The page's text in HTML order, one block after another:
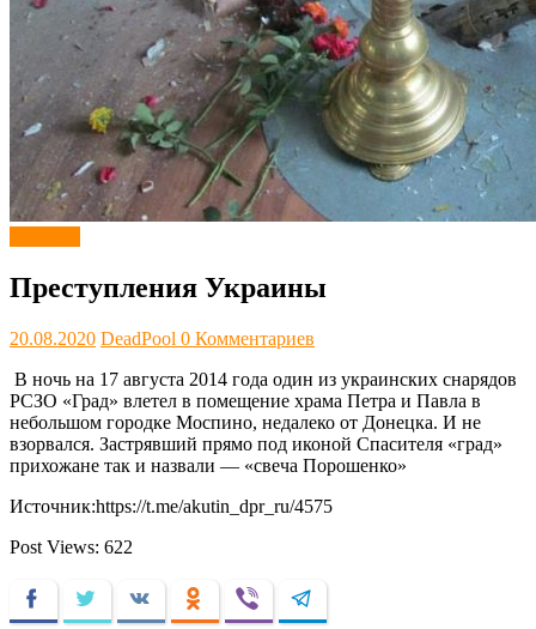
Преступления Украины
20.08.2020 DeadPool 0 Комментариев
В ночь на 17 августа 2014 года один из украинских снарядов
РСЗО «Град» влетел в помещение храма Петра и Павла в
небольшом городке Моспино, недалеко от Донецка. И не
взорвался. Застрявший прямо под иконой Спасителя «град»
прихожане так и назвали — «свеча Порошенко»
Источник:https://t.me/akutin_dpr_ru/4575
Post Views: 622
FacebookTwitter VKontakteOdnoklassniki
Viber